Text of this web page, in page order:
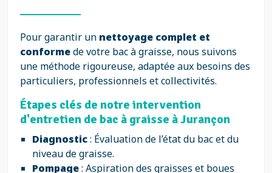
Pour garantir un nettoyage complet et
conformede votre bac à graisse, nous suivons
une méthode rigoureuse, adaptée aux besoins des
particuliers, professionnels et collectivités.
Étapes clés de notre intervention
d'entretien de bac à graisse à Jurançon
Diagnostic: Évaluation de l’état du bac et du
niveau de graisse.
Pompage: Aspiration des graisses et boues